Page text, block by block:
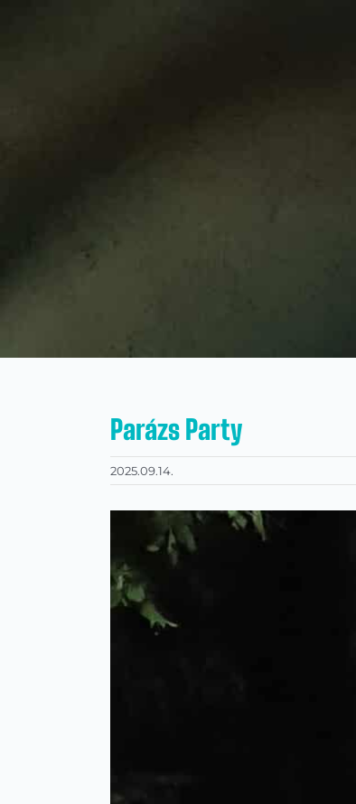
Parázs Party
2025.09.14.